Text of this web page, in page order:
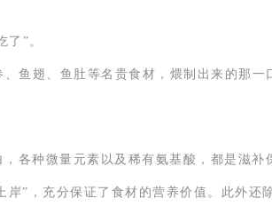
”。
鱼翅、鱼肚等名贵食材，煨制出来的那一
各种微量元素以及稀有氨基酸，都是滋补
”，充分保证了食材的营养价值。此外还